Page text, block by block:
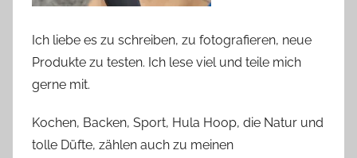
Ich liebe es zu schreiben, zu fotografieren, neue
Produkte zu testen. Ich lese viel und teile mich
gerne mit.
Kochen, Backen, Sport, Hula Hoop, die Natur und
tolle Düfte, zählen auch zu meinen